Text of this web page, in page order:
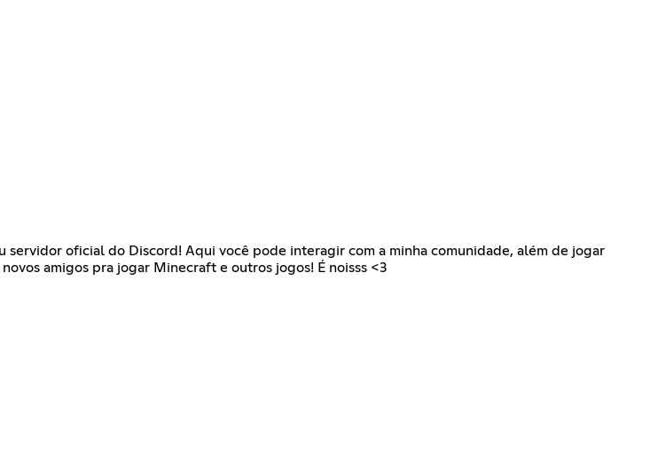
servidor oficial do Discord! Aqui você pode interagir com a minha comunidade, além de jogar
amigos pra jogar Minecraft e outros jogos! É noisss <3